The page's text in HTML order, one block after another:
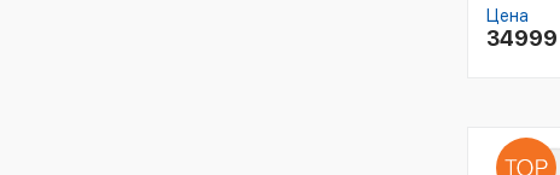
Цена
34999